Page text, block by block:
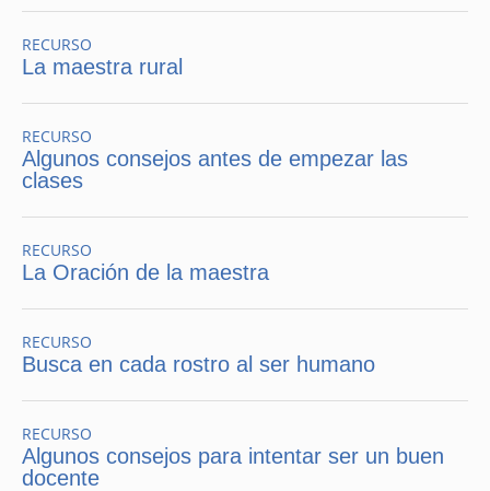
RECURSO
La maestra rural
RECURSO
Algunos consejos antes de empezar las
clases
RECURSO
La Oración de la maestra
RECURSO
Busca en cada rostro al ser humano
RECURSO
Algunos consejos para intentar ser un buen
docente